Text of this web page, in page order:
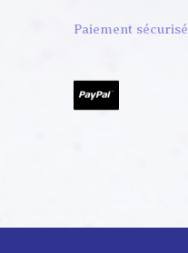
Paiement sécurisé